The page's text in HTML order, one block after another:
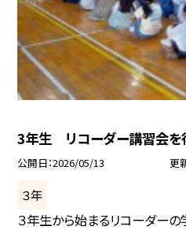
3年生 リコーダー講習会を
公開日 2026/05/13 更
３年
３年生から始まるリコーダー